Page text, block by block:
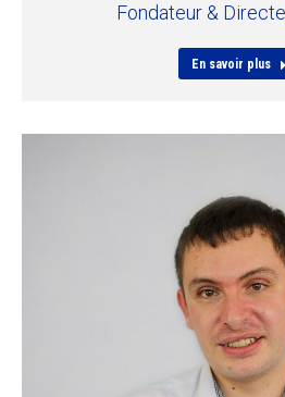
Fondateur &
En savoir plus